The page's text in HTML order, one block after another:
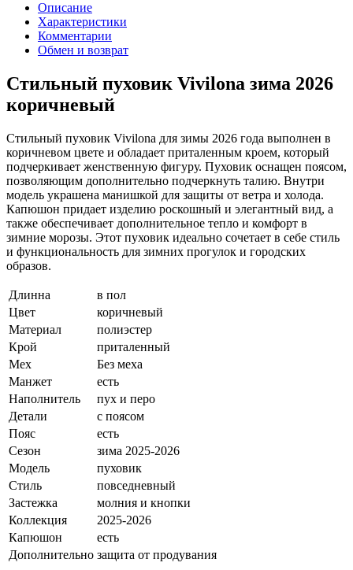
Описание
Характеристики
Комментарии
Обмен и возврат
Стильный пуховик Vivilona зима 2026
коричневый
Стильный пуховик Vivilona для зимы 2026 года выполнен в
коричневом цвете и обладает приталенным кроем, который
подчеркивает женственную фигуру. Пуховик оснащен поясом,
позволяющим дополнительно подчеркнуть талию. Внутри
модель украшена манишкой для защиты от ветра и холода.
Капюшон придает изделию роскошный и элегантный вид, а
также обеспечивает дополнительное тепло и комфорт в
зимние морозы. Этот пуховик идеально сочетает в себе стиль
и функциональность для зимних прогулок и городских
образов.
Длинна
в пол
Цвет
коричневый
Материал
полиэстер
Крой
приталенный
Мех
Без меха
Манжет
есть
Наполнитель
пух и перо
Детали
с поясом
Пояс
есть
Сезон
зима 2025-2026
Модель
пуховик
Стиль
повседневный
Застежка
молния и кнопки
Коллекция
2025-2026
Капюшон
есть
Дополнительно защита от продувания